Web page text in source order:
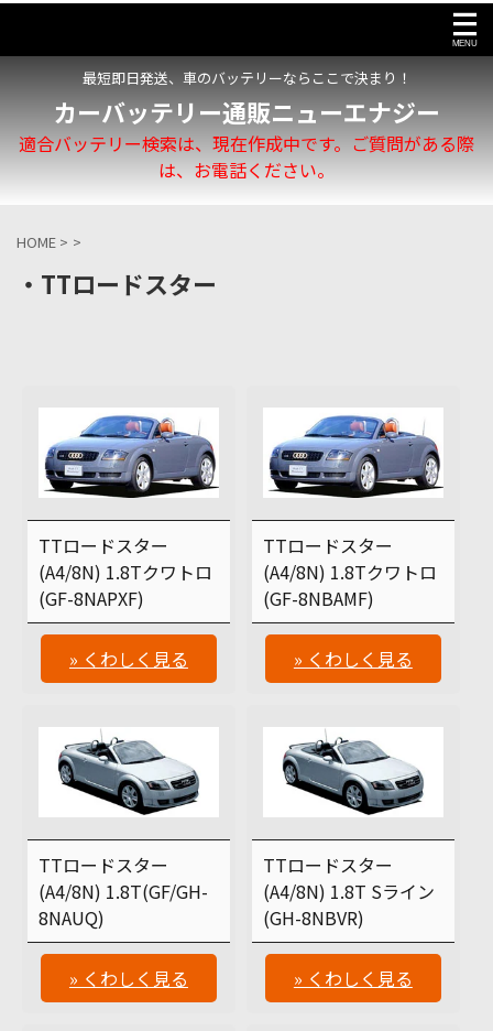
最短即日発送、車のバッテリーならここで決まり！
カーバッテリー通販ニューエナジー
適合バッテリー検索は、現在作成中です。ご質問がある際
は、お電話ください。
HOME > >
・TTロードスター
TTロードスター
(A4/8N) 1.8Tクワトロ
(GF-8NAPXF)
» くわしく見る
TTロードスター
(A4/8N) 1.8Tクワトロ
(GF-8NBAMF)
» くわしく見る
TTロードスター
(A4/8N) 1.8T(GF/GH-
8NAUQ)
» くわしく見る
TTロードスター
(A4/8N) 1.8T Sライン
(GH-8NBVR)
» くわしく見る